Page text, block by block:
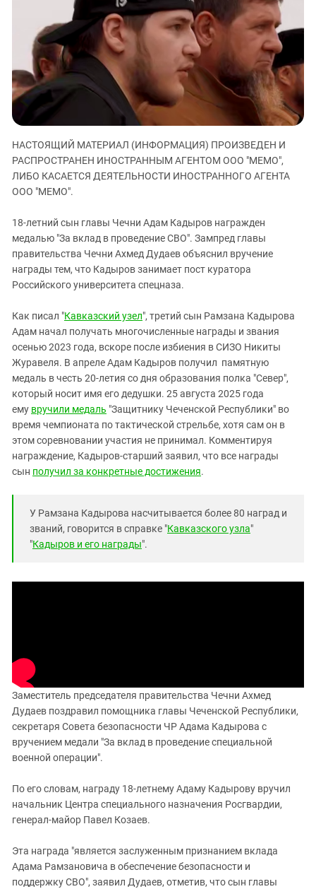
ЗАСТАВЛЯЕТ
КАВКАЗ ЗА ПАЛЕСТИНУ
ИНАКОМЫСЛИЕ В ЧЕЧНЕ
ПРЕСЛЕДОВАНИЕ АКТИВИСТОВ
МОБИЛИЗАЦИЯ И ПРОТЕСТЫ
Ингушетия
Кабардино-Балкария
Калмыкия
Карачаево-Черкесия
Краснодарский край
Нагорный Карабах
Российская Федерация
Ростовская область
Ставропольский край
Чечня
Южный Кавказ
НАСТОЯЩИЙ МАТЕРИАЛ (ИНФОРМАЦИЯ) ПРОИЗВЕДЕН И
РАСПРОСТРАНЕН ИНОСТРАННЫМ АГЕНТОМ ООО "МЕМО",
ЛИБО КАСАЕТСЯ ДЕЯТЕЛЬНОСТИ ИНОСТРАННОГО АГЕНТА
ООО "МЕМО".
18-летний сын главы Чечни Адам Кадыров награжден
медалью "За вклад в проведение СВО". Зампред главы
правительства Чечни Ахмед Дудаев объяснил вручение
награды тем, что Кадыров занимает пост куратора
Российского университета спецназа.
Как писал "Кавказский узел", третий сын Рамзана Кадырова
Адам начал получать многочисленные награды и звания
осенью 2023 года, вскоре после избиения в СИЗО Никиты
Журавеля. В апреле Адам Кадыров получил памятную
медаль в честь 20-летия со дня образования полка "Север",
который носит имя его дедушки. 25 августа 2025 года
ему вручили медаль "Защитнику Чеченской Республики" во
время чемпионата по тактической стрельбе, хотя сам он в
этом соревновании участия не принимал. Комментируя
награждение, Кадыров-старший заявил, что все награды
сын получил за конкретные достижения.
У Рамзана Кадырова насчитывается более 80 наград и
званий, говорится в справке "Кавказского узла"
"Кадыров и его награды".
Заместитель председателя правительства Чечни Ахмед
Дудаев поздравил помощника главы Чеченской Республики,
секретаря Совета безопасности ЧР Адама Кадырова с
вручением медали "За вклад в проведение специальной
военной операции".
По его словам, награду 18-летнему Адаму Кадырову вручил
начальник Центра специального назначения Росгвардии,
генерал-майор Павел Козаев.
Эта награда "является заслуженным признанием вклада
Адама Рамзановича в обеспечение безопасности и
поддержку СВО", заявил Дудаев, отметив, что сын главы